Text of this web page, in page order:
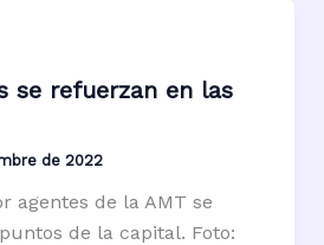
se refuerzan en las
de 2022
agentes de la AMT se
de la capital. Foto: